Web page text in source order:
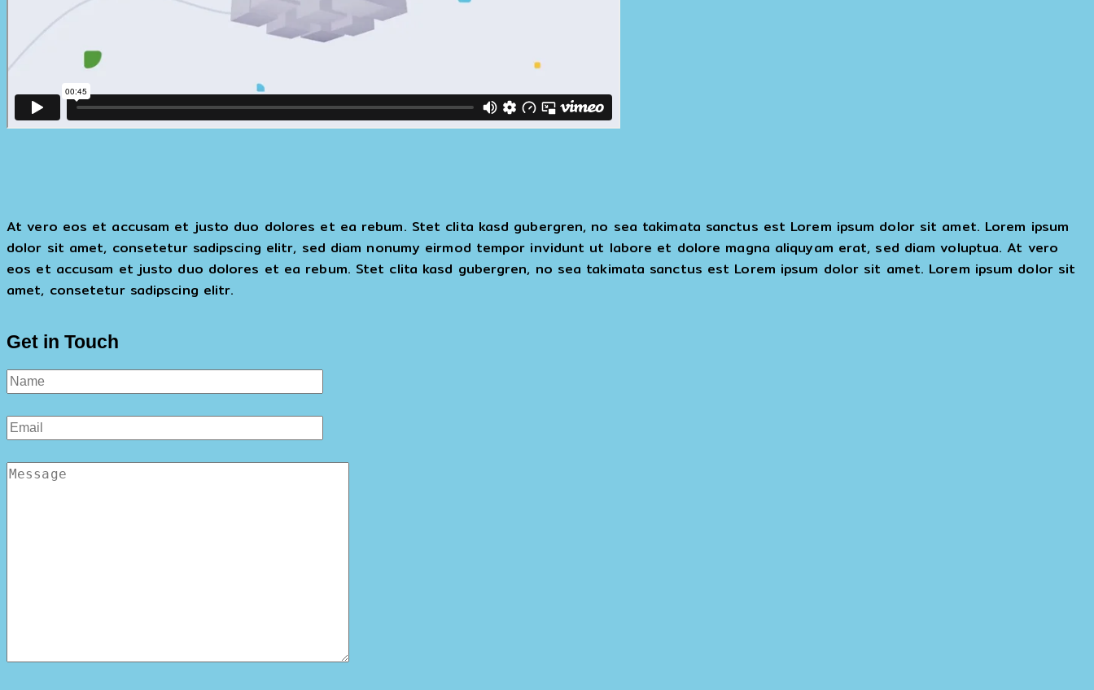
At vero eos et accusam et justo duo dolores et ea rebum. Stet clita kasd gubergren, no sea takimata sanctus est Lorem ipsum dolor sit amet. Lorem ipsum
dolor sit amet, consetetur sadipscing elitr, sed diam nonumy eirmod tempor invidunt ut labore et dolore magna aliquyam erat, sed diam voluptua. At vero
eos et accusam et justo duo dolores et ea rebum. Stet clita kasd gubergren, no sea takimata sanctus est Lorem ipsum dolor sit amet. Lorem ipsum dolor sit
amet, consetetur sadipscing elitr.
Get in Touch